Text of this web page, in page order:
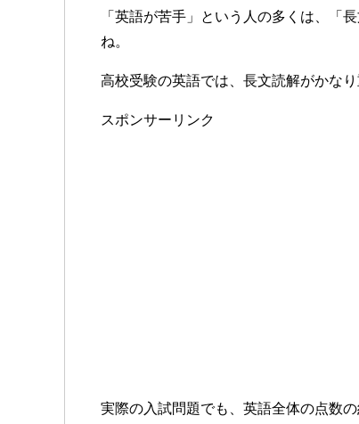
「英語が苦手」という人の多くは、「
ね。
高校受験の英語では、長文読解がかな
スポンサーリンク
実際の入試問題でも、英語全体の点数